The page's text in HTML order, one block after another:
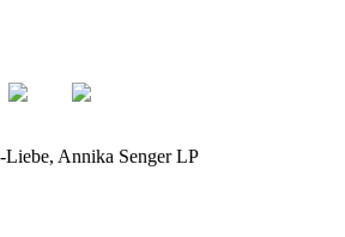
Annika Senger LP